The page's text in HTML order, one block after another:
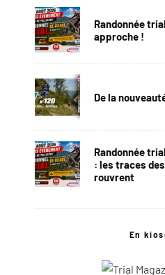
Randonnée
approche !
De la
Randonnée
: les traces
rouvrent
En